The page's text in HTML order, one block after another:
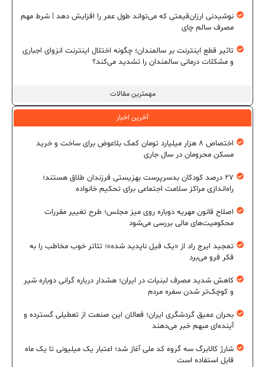
مهمترین مقالات
نوشیدنی ارزان‌قیمتی که می‌تواند طول عمر را افزایش دهد | شرط مهم
مصرف سالم چای
تاثیر قطع اینترنت بر سالمندان؛ چگونه اختلال اینترنت انزوای اجباری
و مشکلات درمانی سالمندان را تشدید می‌کند؟
آخرین اخبار
اختصاص ۸ هزار میلیارد تومان کمک بلاعوض برای ساخت و خرید
مسکن محرومان در سال جاری
۲۷ درصد کودکان بدسرپرست بهزیستی فرزندان طلاق هستند؛
راه‌اندازی مراکز سلامت اجتماعی برای تحکیم خانواده
اصلاح قانون مهریه دوباره روی میز مجلس؛ طرح تغییر مقررات
محکومیت‌های مالی بررسی می‌شود
تمجید ایرج راد از «یک فیل ناپدید شده»؛ تئاتر خوب مخاطب را به
فکر فرو می‌برد
کاهش شدید مصرف لبنیات در ایران؛ هشدار درباره گرانی دوباره شیر
و کوچک‌تر شدن سفره مردم
بحران عمیق گردشگری ایران؛ فعالان این صنعت از تعطیلی گسترده و
آینده‌ای مبهم خبر می‌دهند
شارژ کالابرگ سه گروه کد ملی آغاز شد؛ اعتبار یک میلیونی تا یک ماه
قابل استفاده است